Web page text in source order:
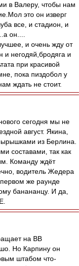
в Валеру, чтобы нам
это он изверг
все, и стадион, и
он....
и очень жду от
и негодяй,бродяга и
при красивой
пока пиздобол у
ждать не стоит.
сегодня мы не
август. Якина,
из Берлина.
составами, так как
Команду ждёт
водитель Жедера
первом же раунде
банананцу. И да,
на ВВ
Но Карпину он
штабом что-